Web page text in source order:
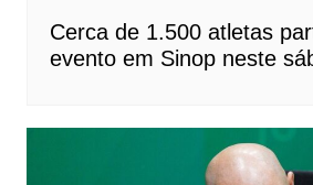
Cerca de 1.500 atletas
evento em Sinop neste